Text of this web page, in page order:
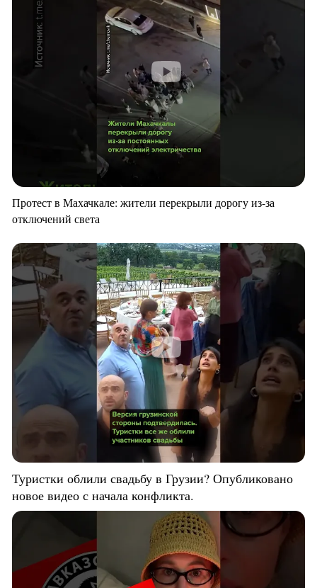
Протест в Махачкале: жители перекрыли дорогу из-за
отключений света
Туристки облили свадьбу в Грузии? Опубликовано
новое видео с начала конфликта.